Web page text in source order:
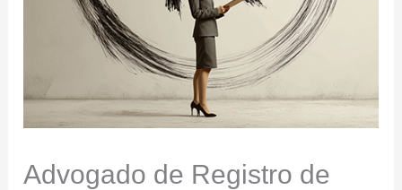
Advogado de Registro de